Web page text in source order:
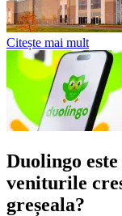
Citește mai mult
Duolingo
veniturile
greșeala?